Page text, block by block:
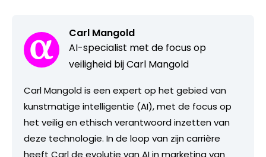
Carl Mangold
AI-specialist met de focus op
veiligheid bij Carl Mangold
Carl Mangold is een expert op het gebied van
kunstmatige intelligentie (AI), met de focus op
het veilig en ethisch verantwoord inzetten van
deze technologie. In de loop van zijn carrière
heeft Carl de evolutie van AI in marketing van